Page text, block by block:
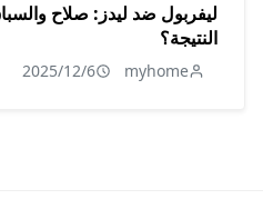
ليفربول ضد ليدز: صلاح
النتيجة؟
myhome
2025/12/6